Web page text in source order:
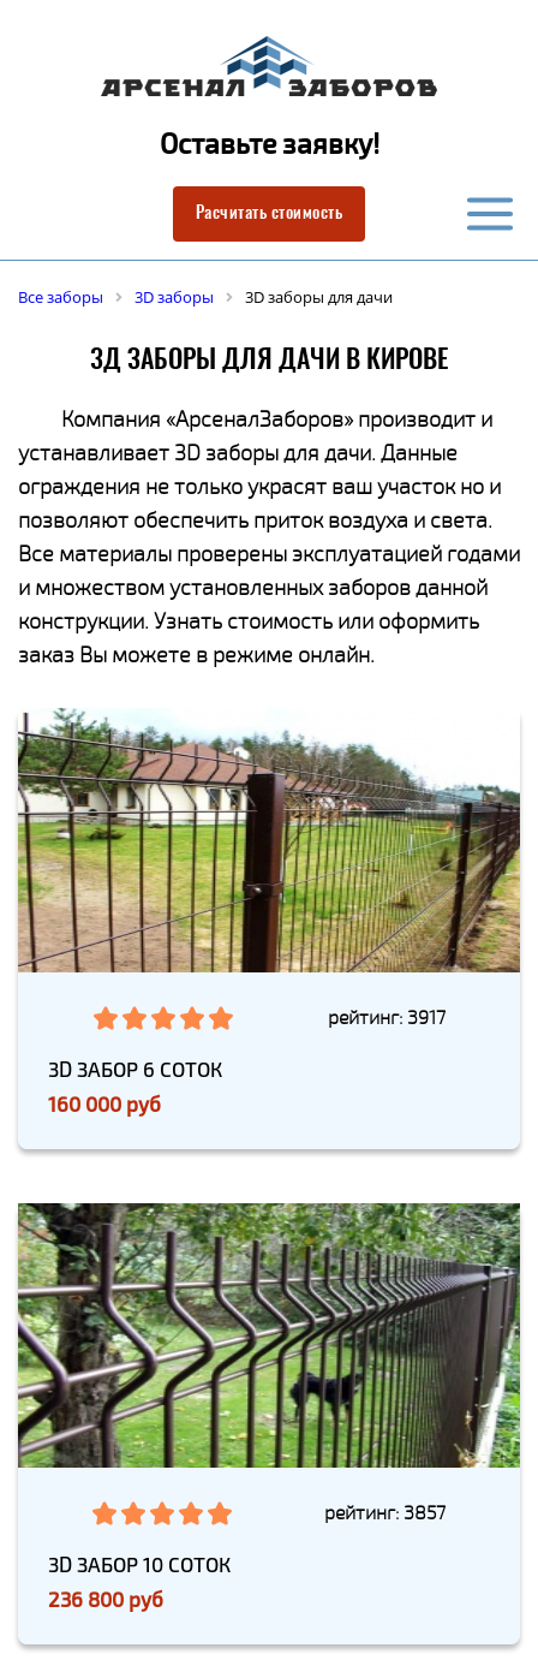
Оставьте заявку!
Расчитать стоимость
Все заборы 3D заборы 3D заборы для дачи
3Д ЗАБОРЫ ДЛЯ ДАЧИ В КИРОВЕ
Компания «АрсеналЗаборов» производит и
устанавливает 3D заборы для дачи. Данные
ограждения не только украсят ваш участок но и
позволяют обеспечить приток воздуха и света.
Все материалы проверены эксплуатацией годами
и множеством установленных заборов данной
конструкции. Узнать стоимость или оформить
заказ Вы можете в режиме онлайн.
рейтинг: 3917
3D ЗАБОР 6 СОТОК
160 000 руб
рейтинг: 3857
3D ЗАБОР 10 СОТОК
236 800 руб